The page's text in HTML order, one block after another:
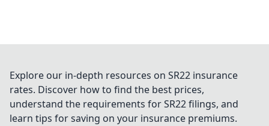
Explore our in-depth resources on SR22 insurance
rates. Discover how to find the best prices,
understand the requirements for SR22 filings, and
learn tips for saving on your insurance premiums.